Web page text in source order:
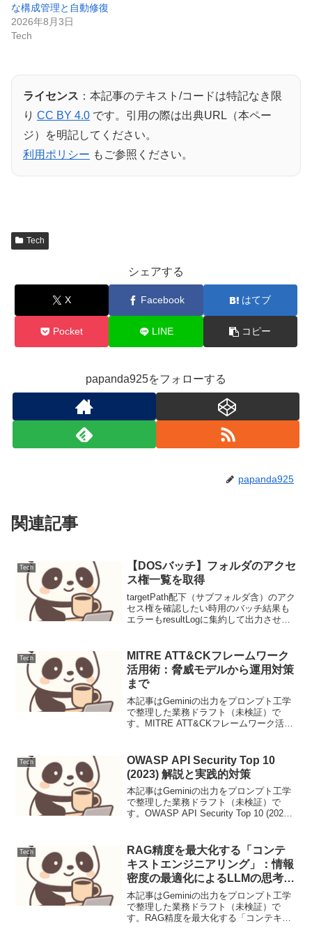
な構成管理と自動修復
2026年8月3日
Tech
ライセンス ：本記事のテキスト/コードは特記なき限
り CC BY 4.0 です。引用の際は出典URL（本ペー
ジ）を明記してください。
利用ポリシー もご参照ください。
Tech
シェアする
X Facebook はてブ
Pocket LINE コピー
papanda925をフォローする
papanda925
関連記事
Tech
【DOSバッチ】フォルダのアクセ
ス権一覧を取得
targetPath配下（サブフォルダ含）のアク
セス権を確認したい時用のバッチ結果も
エラーもresultLogに集約して出力させ
Tech
MITRE ATT&CKフレームワーク
活用術：脅威モデルから運用対策
まで
本記事はGeminiの出力をプロンプト工学
で整理した業務ドラフト（未検証）で
す。MITRE ATT&CKフレームワーク活用
るサイバー脅威に対抗するための体系的
なアプロー...
Tech
OWASP API Security Top 10
(2023) 解説と実践的対策
本記事はGeminiの出力をプロンプト工学
で整理した業務ドラフト（未検証）で
す。OWASP API Security Top 10 (2023)
り、そのセキュリ...
Tech
RAG精度を最大化する「コンテ
キストエンジニアリング」：情報
密度の最適化によるLLMの思考深
度向上
本記事はGeminiの出力をプロンプト工学
で整理した業務ドラフト（未検証）で
す。RAG精度を最大化する「コンテキス